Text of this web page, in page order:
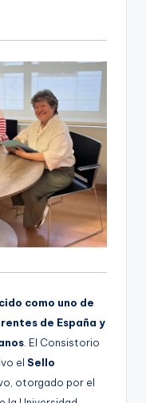
como uno de
de España y
. El Consistorio
el Sello
otorgado por el